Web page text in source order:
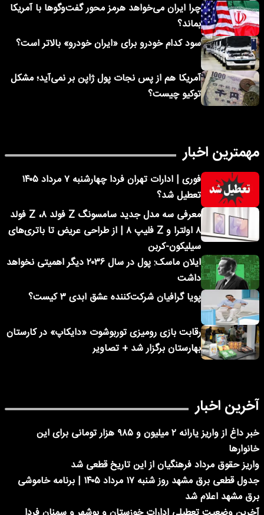
چرا ایران می‌خواهد هرمز محور گفت‌وگوها با آمریکا
بماند؟
سود کدام خودرو برای «ایران خودرو» بالاتر است؟
آمریکا هم از پس نجات پول ژاپن بر نمی‌آید؛ مشکل
توکیو چیست؟
مهمترین اخبار
فوری | ادارات تهران فردا چهارشنبه ۷ مرداد ۱۴۰۵
تعطیل شد؟
معرفی سه مدل جدید سامسونگ Z فولد ۸، Z فولد
۸ اولترا و Z فلیپ ۸ | از طراحی عریض تا باتری‌های
سیلیکون-کربن
ایلان ماسک: پول در سال ۲۰۳۶ دیگر اهمیتی نخواهد
داشت
پویا گرافیان شرکت‌کننده عشق ابدی ۳ کیست؟
رقابت بازی رومیزی توربوشوت «دایکاپ» در کارستان
بهارستان برگزار شد + تصاویر
آخرین اخبار
خبر داغ از واریز یارانه ۲ میلیون و ۹۸۵ هزار تومانی برای این
خانوارها
واریز حقوق مرداد فرهنگیان از این تاریخ قطعی شد
جدول قطعی برق مشهد روز شنبه ۱۷ مرداد ۱۴۰۵ | برنامه خاموشی
برق مشهد اعلام شد